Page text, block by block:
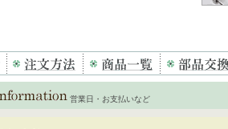
営業日・お支払いなど